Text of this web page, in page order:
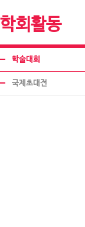
학회활동
학술대회
국제초대전